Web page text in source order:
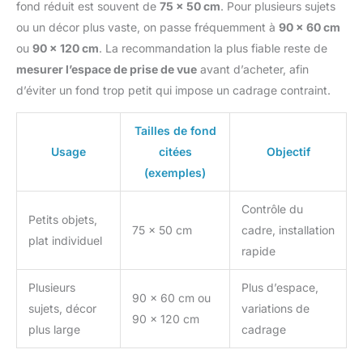
fond réduit est souvent de 75 × 50 cm. Pour plusieurs sujets
ou un décor plus vaste, on passe fréquemment à 90 × 60 cm
ou 90 × 120 cm. La recommandation la plus fiable reste de
mesurer l’espace de prise de vue avant d’acheter, afin
d’éviter un fond trop petit qui impose un cadrage contraint.
Usage
Tailles de fond
citées
(exemples)
Objectif
Petits objets,
plat individuel
75 × 50 cm
Contrôle du
cadre, installation
rapide
Plusieurs
sujets, décor
plus large
90 × 60 cm ou
90 × 120 cm
Plus d’espace,
variations de
cadrage